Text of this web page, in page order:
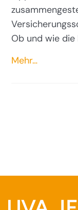
Ob und wie die
Mehr…